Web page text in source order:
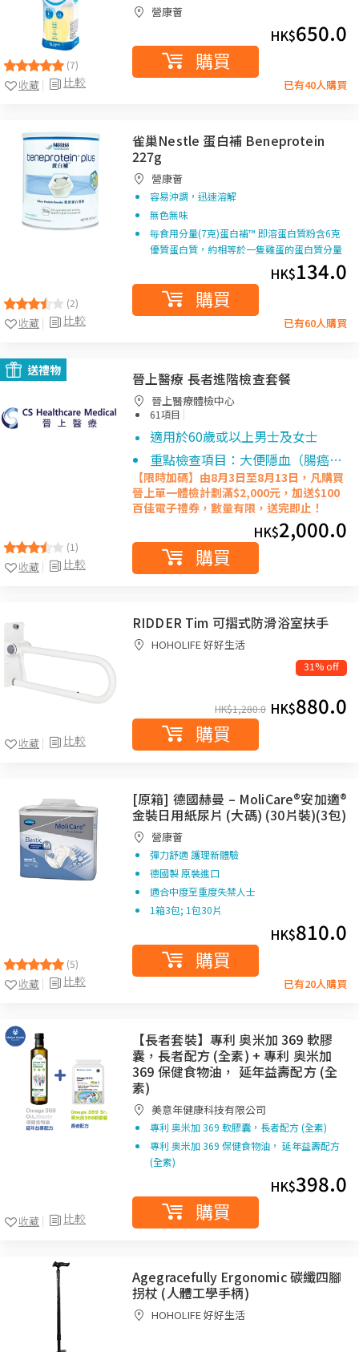
(7)
比較
收藏
營康薈
HK$650.0
購買
已有40人購買
(2)
比較
收藏
雀巢Nestle 蛋白補 Beneprotein
227g
營康薈
容易沖調，迅速溶解
無色無味
毎食用分量(7克)蛋白補™ 即溶蛋白質粉含6克
優質蛋白質，約相等於一隻雞蛋的蛋白質分量
HK$134.0
購買
已有60人購買
送禮物
(1)
比較
收藏
晉上醫療 長者進階檢查套餐
晉上醫療體檢中心
61項目 |
適用於60歲或以上男士及女士
重點檢查項目：大便隱血（腸癌…
【限時加碼】由8月3日至8月13日，凡購買
晉上單一體檢計劃滿$2,000元，加送$100
百佳電子禮券，數量有限，送完即止！
HK$2,000.0
購買
比較
收藏
RIDDER Tim 可摺式防滑浴室扶手
HOHOLIFE 好好生活
31% off
HK$1,280.0 HK$880.0
購買
(5)
比較
收藏
[原箱] 德國赫曼 – MoliCare®安加適®
金裝日用紙尿片 (大碼) (30片裝)(3包)
營康薈
彈力舒適 護理新體驗
德國製 原裝進口
適合中度至重度失禁人士
1箱3包; 1包30片
HK$810.0
購買
已有20人購買
比較
收藏
【長者套裝】專利 奥米加 369 軟膠
囊，長者配方 (全素) + 專利 奥米加
369 保健食物油， 延年益壽配方 (全
素)
美意年健康科技有限公司
專利 奥米加 369 軟膠囊，長者配方 (全素)
專利 奥米加 369 保健食物油， 延年益壽配方
(全素)
HK$398.0
購買
Agegracefully Ergonomic 碳纖四腳
拐杖 (人體工學手柄)
HOHOLIFE 好好生活